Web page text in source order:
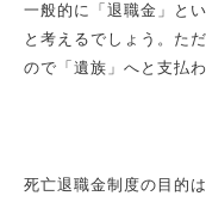
一般的に「退職金」と
と考えるでしょう。た
ので「遺族」へと支払わ
死亡退職金制度の目的